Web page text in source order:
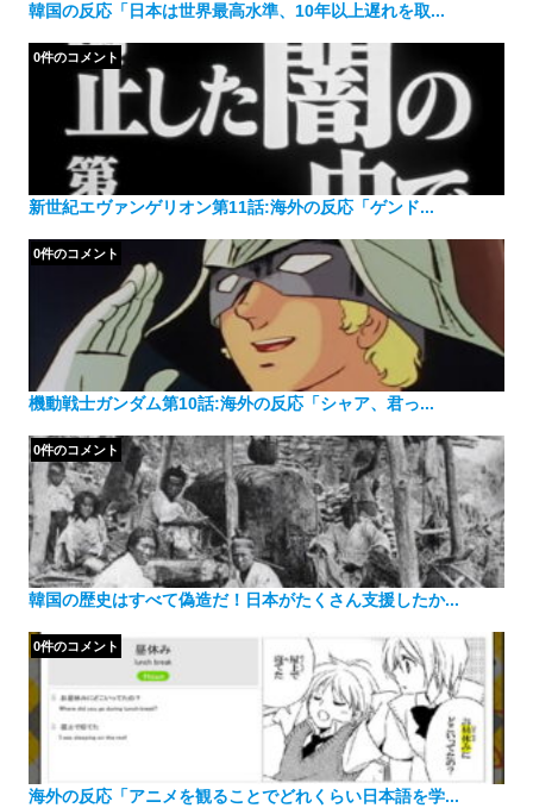
韓国の反応「日本は世界最高水準、10年以上遅れを取...
新世紀エヴァンゲリオン第11話:海外の反応「ゲンド...
0件のコメント
機動戦士ガンダム第10話:海外の反応「シャア、君っ...
0件のコメント
韓国の歴史はすべて偽造だ！日本がたくさん支援したか...
0件のコメント
海外の反応「アニメを観ることでどれくらい日本語を学...
0件のコメント